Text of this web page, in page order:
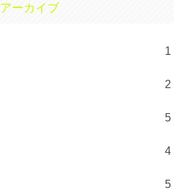
アーカイブ
1
2
5
4
5